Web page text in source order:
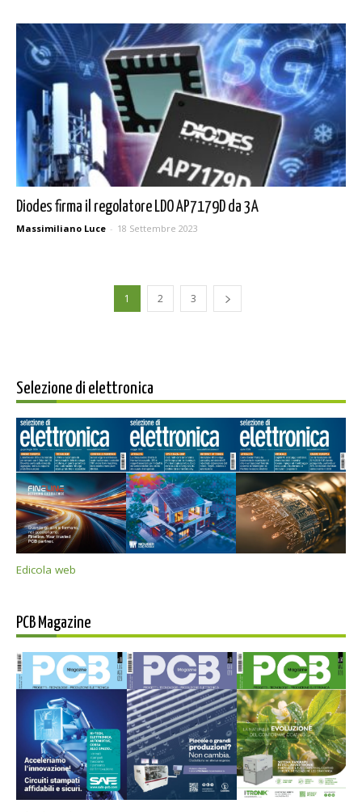
Diodes firma il regolatore LDO AP7179D da 3A
Massimiliano Luce - 18 Settembre 2023
1 2 3
Selezione di elettronica
Edicola web
PCB Magazine